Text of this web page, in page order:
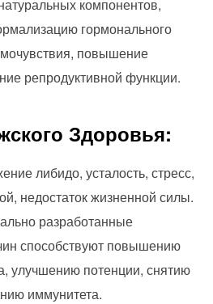
компонентов,
гормонального
повышение
репродуктивной функции.
Здоровья:
либидо, усталость, стресс,
недостаток жизненной силы.
разработанные
способствуют повышению
улучшению потенции, снятию
иммунитета.